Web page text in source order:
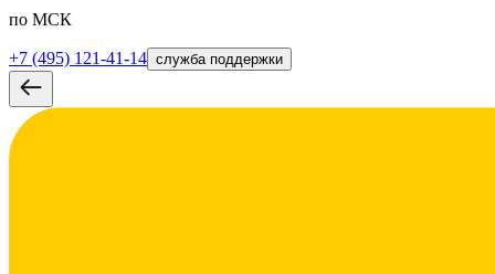
по МСК
+7 (495) 121-41-14 служба поддержки